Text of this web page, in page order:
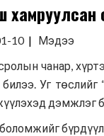
хамруулсан
10
Мэдээ
чанар,
билээ. Уг
дэмжлэг